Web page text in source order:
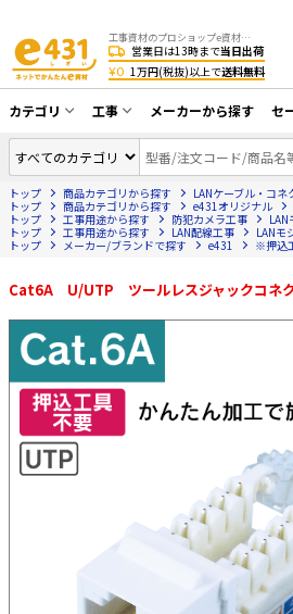
工事資材のプロショップe資材 CATV・アンテナ・防犯・光・LAN・電気・空調工事など
営業日は13時まで当日出荷
¥0 1万円(税抜)以上で送料無料
カテゴリ
同軸ケーブル／テレビ用接栓／関連工具
アンテナ・取付金具・ブースター／CATV
部材類
配線補助具（モール・結束バンド・テー
プ類 他）
防犯工事関連
HDMIケーブル・周辺機器／RCAケーブル
電話線／コネクタ／アダプタ
光ファイバー・融着接続機関連
LANケーブル・コネクタ・関連資材/機器
エアコン・換気扇・空調資材
太陽光発電ケーブル・コネクタ・関連資
材/機器
電源ケーブル／コネクタ／分電盤／ブレ
工事
CATV・アンテナ工事
光工事・FTTH工事
エアコン・換気扇工事
LAN配線工事
電話工事
電気配管工事
太陽光発電工事
ホテル・病院向け
メーカーから探す セ
在
トップ 商品カテゴリから探す LANケーブル・コ
トップ
商品カテゴリから探す e431オリジナル
トップ
工事用途から探す 防犯カメラ工事
トップ
工事用途から探す LAN配線工事 LANモ
トップ
メーカー/ブランドで探す e431 ※押込
Cat6A U/UTP ツールレスジャックコネ